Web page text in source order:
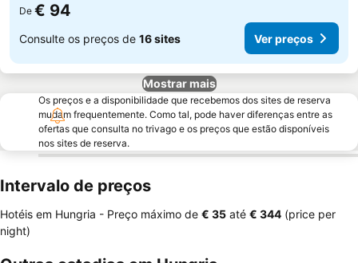
De € 94
Consulte os preços de 16 sites Ver preços
Mostrar mais
Os preços e a disponibilidade que recebemos dos sites de reserva
mudam frequentemente. Como tal, pode haver diferenças entre as
ofertas que consulta no trivago e os preços que estão disponíveis
nos sites de reserva.
Intervalo de preços
Hotéis em Hungria - Preço máximo de ‎€ 35 até ‎€ 344 (price per
night)